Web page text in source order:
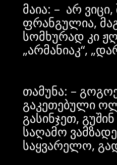
მაია: – არ
ფრანგულია,
სომხურად კი
„არმანიაკ“,
თამუნა: –
გაკეთებული
გასინჯეთ,
საღამო
საყვარელო,